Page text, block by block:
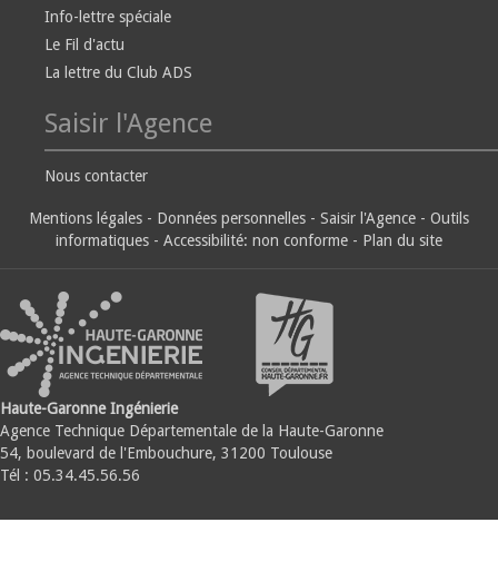
Info-lettre spéciale
Le Fil d'actu
La lettre du Club ADS
Saisir l'Agence
Nous contacter
Mentions légales - Données personnelles - Saisir l'Agence - Outils
informatiques - Accessibilité: non conforme - Plan du site
Haute-Garonne Ingénierie
Agence Technique Départementale de la Haute-Garonne
54, boulevard de l'Embouchure, 31200 Toulouse
Tél : 05.34.45.56.56